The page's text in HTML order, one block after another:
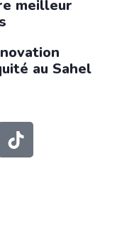
meilleur
au Sahel